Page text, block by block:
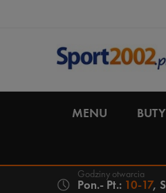
MENU
Pon.- Pt.: 10-17,